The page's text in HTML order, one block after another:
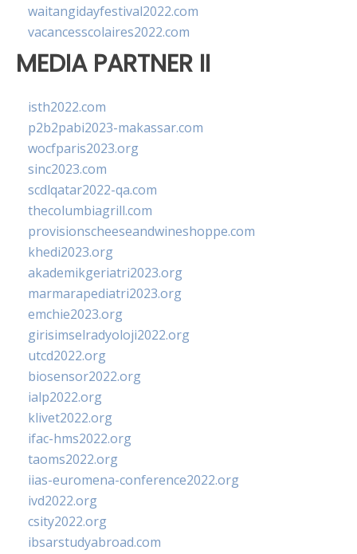
waitangidayfestival2022.com
vacancesscolaires2022.com
MEDIA PARTNER II
isth2022.com
p2b2pabi2023-makassar.com
wocfparis2023.org
sinc2023.com
scdlqatar2022-qa.com
thecolumbiagrill.com
provisionscheeseandwineshoppe.com
khedi2023.org
akademikgeriatri2023.org
marmarapediatri2023.org
emchie2023.org
girisimselradyoloji2022.org
utcd2022.org
biosensor2022.org
ialp2022.org
klivet2022.org
ifac-hms2022.org
taoms2022.org
iias-euromena-conference2022.org
ivd2022.org
csity2022.org
ibsarstudyabroad.com